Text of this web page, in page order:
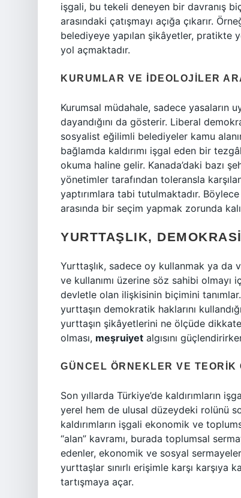
işgali, bu tekeli deneyen bir davranış
arasındaki çatışmayı açığa çıkarır.
belediyeye yapılan şikâyetler, pratikte
yol açmaktadır.
KURUMLAR VE İDEOLOJILER
Kurumsal müdahale, sadece yasaların
dayandığını da gösterir. Liberal
sosyalist eğilimli belediyeler kamu
bağlamda kaldırımı işgal eden bir
okuma haline gelir. Kanada’daki bazı
yönetimler tarafından toleransla
yaptırımlara tabi tutulmaktadır.
arasında bir seçim yapmak zorunda
YURTTAŞLIK,
Yurttaşlık, sadece oy kullanmak ya da
ve kullanımı üzerine söz sahibi olmayı
devletle olan ilişkisinin biçimini tanımlar.
yurttaşın demokratik haklarını
yurttaşın şikâyetlerini ne ölçüde
olması, meşruiyet algısını
GÜNCEL ÖRNEKLER VE TEORIK
Son yıllarda Türkiye’de kaldırımların
yerel hem de ulusal düzeydeki rolünü
kaldırımların işgali ekonomik ve
“alan” kavramı, burada toplumsal
edenler, ekonomik ve sosyal
yurttaşlar sınırlı erişimle karşı karşıya
tartışmaya açar.